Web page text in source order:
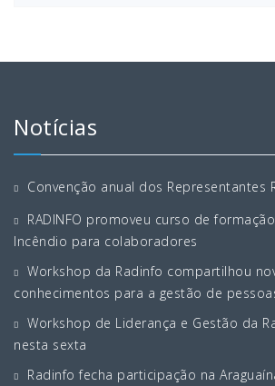
Notícias
Convenção anual dos Representantes
RADINFO promoveu curso de
Incêndio para colaboradores
Workshop da Radinfo compartilhou
conhecimentos para a gestão de
Workshop de Liderança e Gestão da
nesta sexta
Radinfo fecha participação na